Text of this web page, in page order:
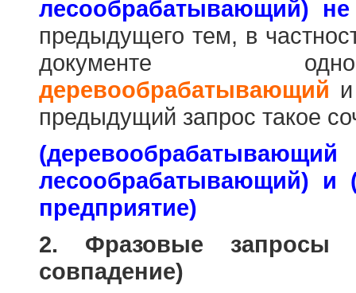
лесообрабатывающий) не
предыдущего тем, в
документе
деревообрабатывающий
предыдущий запрос такое
лесообрабатывающий) и
предприятие)
2. Фразовые запросы
совпадение)